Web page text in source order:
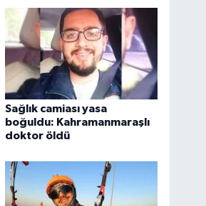
Sağlık camiası yasa
boğuldu: Kahramanmaraşlı
doktor öldü